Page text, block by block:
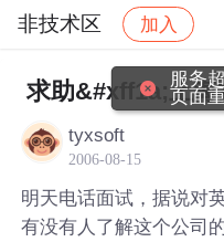
非技术区 加入
社区 非技术区
求助&#xff1a;上
tyxsoft
2006-08-15
明天电话面试，据说对
有没有人了解这个公司
服务
页面